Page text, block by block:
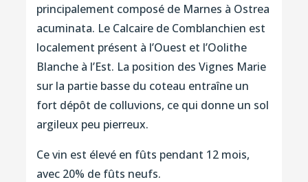
principalement composé de Marnes à Ostrea
acuminata. Le Calcaire de Comblanchien est
localement présent à l’Ouest et l’Oolithe
Blanche à l’Est. La position des Vignes Marie
sur la partie basse du coteau entraîne un
fort dépôt de colluvions, ce qui donne un sol
argileux peu pierreux.
Ce vin est élevé en fûts pendant 12 mois,
avec 20% de fûts neufs.